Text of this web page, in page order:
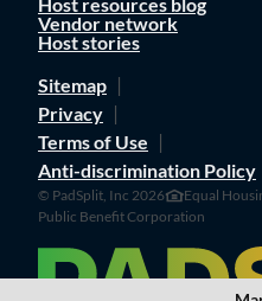
Vendor network
Host stories
Sitemap
Privacy
Terms of Use
Anti-discrimination Policy
© PadSplit, Inc 2026
Equal
Public Benefit Corporation